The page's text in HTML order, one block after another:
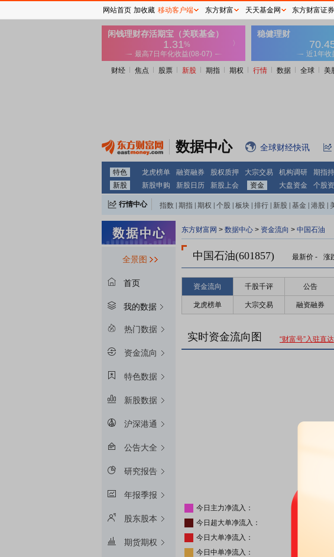
财经 焦点 股票 新股 期指 期权 行情 数据 全球 美
数据中心 全球财经快讯
特色 龙虎榜单 融资融券 股权质押 大宗交易 机构调研 期指
新股
新股申购 新股日历 新股上会 资金 大盘资金 个股
行情中心 指数 期指 期权 个股 板块 排行 新股 基金 港股
全景图
首页
我的数据
热门数据
资金流向
特色数据
新股数据
沪深港通
公告大全
研究报告
年报季报
股东股本
期货期权
东方财富网 > 数据中心 > 资金流向 > 中国石油
中国石油(601857) 最新价 - 涨
资金流向 千股千评 公告
龙虎榜单 大宗交易 融资融券
实时资金流向图 “财富号”入驻直达
今日主力净流入：
今日超大单净流入：
今日大单净流入：
今日中单净流入：
网站首页 加收藏 移动客户端 东方财富 天天基金网 东方财富证券